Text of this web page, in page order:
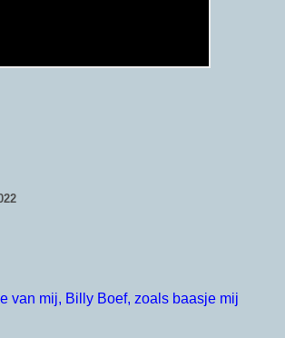
van mij, Billy Boef, zoals baasje mij